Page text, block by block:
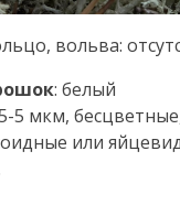
вольва:
: белый
5 мкм,
или